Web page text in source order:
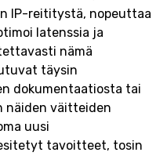
IP-reititystä, nopeuttaa
latenssia ja
nämä
täysin
dokumentaatiosta tai
näiden väitteiden
uusi
tavoitteet, tosin